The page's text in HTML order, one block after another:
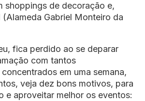
shoppings de decoração e,
(Alameda Gabriel Monteiro da
fica perdido ao se deparar
com tantos
em uma semana,
veja dez bons motivos, para
e aproveitar melhor os eventos: